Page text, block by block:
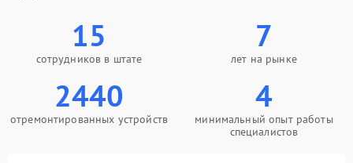
15
сотрудников в штате
7
лет на рынке
2440
отремонтированных устройств
4
минимальный опыт работы
специалистов